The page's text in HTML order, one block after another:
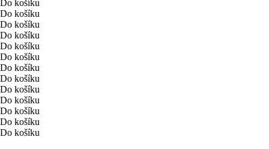
Do košíku
Do košíku
Do košíku
Do košíku
Do košíku
Do košíku
Do košíku
Do košíku
Do košíku
Do košíku
Do košíku
Do košíku
Do košíku